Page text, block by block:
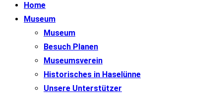
Home
Museum
Museum
Besuch Planen
Museumsverein
Historisches in Haselünne
Unsere Unterstützer